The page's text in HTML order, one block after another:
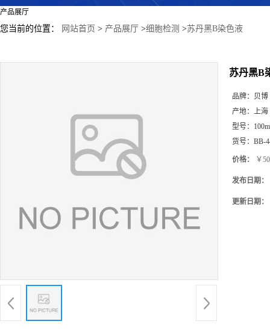
产品展厅
您当前的位置： 网站首页 > 产品展厅 >细胞检测 >苏丹黑B染色液
苏丹黑B
品牌： 贝博
产地： 上海
型号：
货号： BB-
价格： ￥
发布日期：
更新日期：